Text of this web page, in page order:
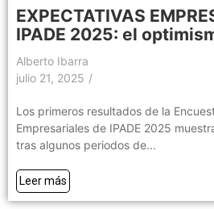
EXPECTATIVAS
IPADE 2025: el
Alberto Ibarra
julio 21, 2025 /
Los primeros resultados de la
Empresariales de IPADE 2025
tras algunos periodos de...
Leer más